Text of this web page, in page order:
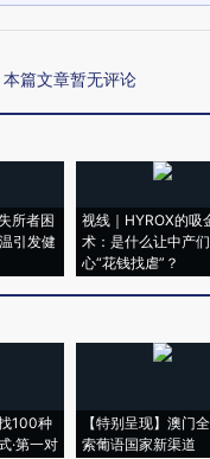
本篇文章暂无评论
所者困
引发健
视线｜HYROX的吸
术：是什么让中产
心“花钱找虐”？
100种
·第一对
【特别呈现】澳门
索葡语国家新渠道